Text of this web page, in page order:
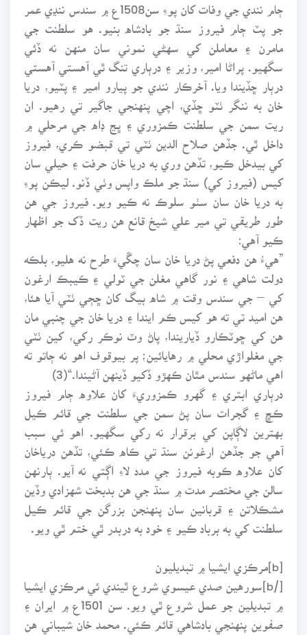
جو پٽ ڄام فيروز سنڌ جو بادشاه بنيو. هو سلطنت جي
مامرن ۽ معاملن کي سهڻي نموني سان منهن نه ڏئي
سگهيو. پراڻا امير، وزير ۽ درٻاري تنگ ٿي آهستي آهستي
درٻار ڇڏيندا ويا. آخرڪار نندي جو پيارو امير ۽ پٽيو، دريا
خان به ننگر ٺٽو ڇڏي، اچي پنهنجي جاگير تي رهيو. ان
ريت سمن جي سلطنت ڪمزوري ۽ ڀڃ ڊاه جي مرحلي ۾
داخل ٿي. جڏهن صلاح الدين ٺٽي تي قبضو ڪري، فيروز
کي بيدخل ڪيو، تڏهن وري به دريا خان حرفت ۽ حيلي سان
کيس (فيروز کي) سنڌ جو ملڪ واپس وٺي ڏنو. ليڪن پوءِ
به دريا خان سان سٺو سلوڪ نه ڪيو ويو. فيروز جي هن
طور طريقي تي مير علي شيخ قانع هن ريت ڏک جو اظهار
ڪيو آهي:
”هيءُ هن دفعي پڻ دريا خان سان چڱيءَ طرح نه هليو، بلڪه
دولت شاهي ۽ نور گاهي مغلن جي ٽولي ۽ ڪيبڪ ارغون
کي – جي سندس وقت ۾ شاه بيگ کان ڇڄي ٺٽي آيا هئا،
هن اميد تي ته هو کيس ڪم ايندا ۽ دريا خان جي چنبي مان
هن کي ڇوٽڪارو ڏياريندا، پاڻ وٽ نوڪر رکي، کين ٺٽي
جي مغلواڙي محلي ۾ رهايائين؛ پر بيوقوف اهو نه ڄاتو ته
اهي ماڻهو سندس مٿان ڪهڙو ڏکيو ڏينهن آڻيندا.“(3)
درٻاري ابتري ۽ گهرو ڪمزوريءَ کان علاوه ڄام فيروز
ڪڇ ۽ گجرات سان پڻ سمن جي سلطنت جي قائم ڪيل
بهترين لاڳاپن کي برقرار نه رکي سگهيو. اهو ئي سبب
آهي جو جڏهن ارغونن سنڌ تي ڪاه ڪئي، تڏهن درياخان
کان علاوه ڪوبه فيروز جي مدد لاءِ اڳتي نه آيو. ٻارنهن
سالن جي مختصر مدت ۾ سنڌ جي هن بدبخت شهزادي وڏين
مشڪلاتن ۽ قربانين سان پنهنجن بزرگن جي قائم ڪيل
سلطنت کي به برباد ڪيو ۽ خود به دربدر ٿي ختم ٿي ويو.
[b]مرڪزي ايشيا ۾ تبديليون
[/b]سورهين صدي عيسوي شروع ٿيندي ئي مرڪزي ايشيا
۾ تبديلين جو عمل شروع ٿي ويو. سن 1501ع ۾ ايران ۽
صفوين پنهنجي بادشاهي قائم ڪئي. محمد خان شيباني هن